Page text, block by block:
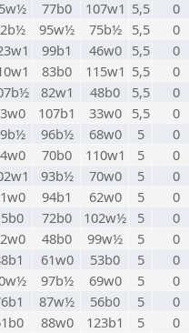
77b0 107w1 5,5 0
95w½ 75b½ 5,5 0
99b1 46w0 5,5 0
83b0 115w1 5,5 0
82w1 48b0 5,5 0
107b1 33w0 5,5 0
96b½ 68w0 5 0
70b0 110w1 5 0
93b½ 70w0 5 0
94b1 62w0 5 0
72b0 102w½ 5 0
48b0 99w½ 5 0
61w0 53b0 5 0
97b½ 69w0 5 0
87w½ 56b0 5 0
88w0 123b1 5 0